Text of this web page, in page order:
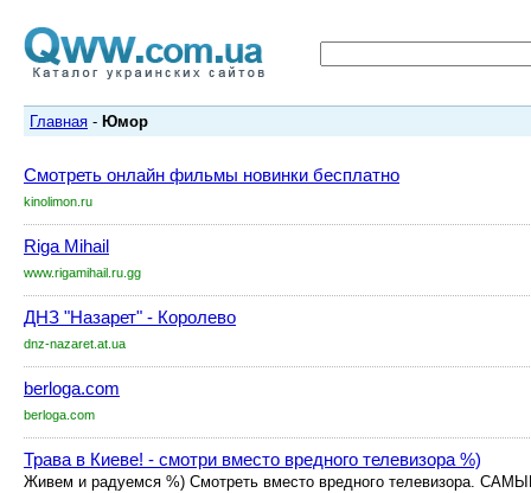
Главная - Юмор
Смотреть онлайн фильмы новинки бесплатно
kinolimon.ru
Riga Mihail
www.rigamihail.ru.gg
ДНЗ "Назарет" - Королево
dnz-nazaret.at.ua
berloga.com
berloga.com
Трава в Киеве! - смотри вместо вредного телевизора %)
Живем и радуемся %) Смотреть вместо вредного телевизора.